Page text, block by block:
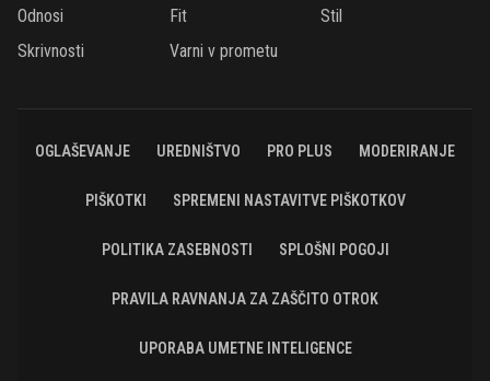
Odnosi
Fit
Stil
Skrivnosti
Varni v prometu
OGLAŠEVANJE UREDNIŠTVO PRO PLUS MODERIRANJE
PIŠKOTKI SPREMENI NASTAVITVE PIŠKOTKOV
POLITIKA ZASEBNOSTI SPLOŠNI POGOJI
PRAVILA RAVNANJA ZA ZAŠČITO OTROK
UPORABA UMETNE INTELIGENCE